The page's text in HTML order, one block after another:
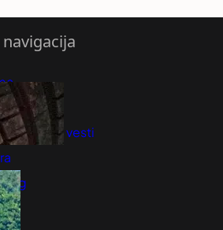
navigacija
Vest
se na vesti